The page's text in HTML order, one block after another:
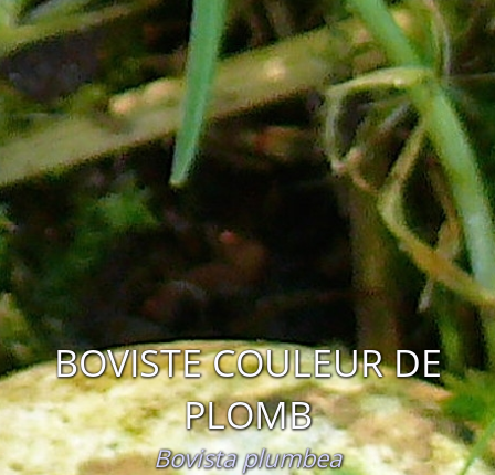
BOVISTE COULEUR DE
PLOMB
Bovista plumbea